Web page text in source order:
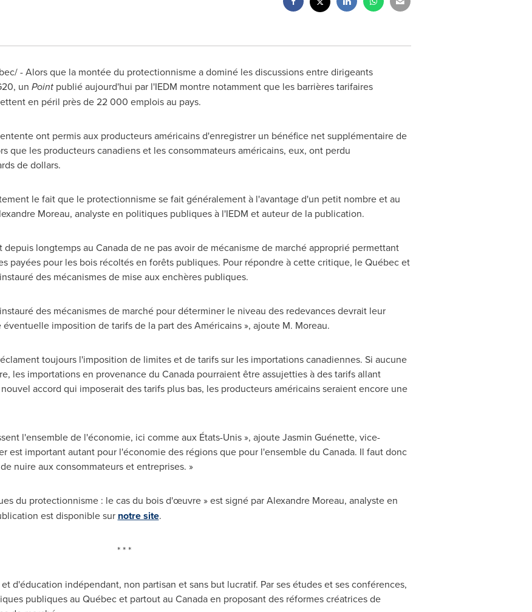
- Alors que la montée du protectionnisme a dominé les discussions entre dirigeants
un Pointpublié aujourd'hui par l'IEDM montre notamment que les barrières tarifaires
en péril près de 22 000 emplois au pays.
ont permis aux producteurs américains d'enregistrer un bénéfice net supplémentaire de
que les producteurs canadiens et les consommateurs américains, eux, ont perdu
de dollars.
le fait que le protectionnisme se fait généralement à l'avantage d'un petit nombre et au
Moreau, analyste en politiques publiques à l'IEDM et auteur de la publication.
depuis longtemps au Canadade ne pas avoir de mécanisme de marché approprié permettant
payées pour les bois récoltés en forêts publiques. Pour répondre à cette critique, le Québec et
des mécanismes de mise aux enchères publiques.
des mécanismes de marché pour déterminer le niveau des redevances devrait leur
imposition de tarifs de la part des Américains », ajoute M. Moreau.
toujours l'imposition de limites et de tarifs sur les importations canadiennes. Si aucune
les importations en provenance du Canadapourraient être assujetties à des tarifs allant
accord qui imposerait des tarifs plus bas, les producteurs américains seraient encore une
l'ensemble de l'économie, ici comme aux États-Unis », ajoute Jasmin Guénette, vice-
est important autant pour l'économie des régions que pour l'ensemble du Canada. Il faut donc
nuire aux consommateurs et entreprises. »
du protectionnisme : le cas du bois d'œuvre » est signé parAlexandre Moreau, analyste en
est disponible sur notre site.
* * *
d'éducation indépendant, non partisan et sans but lucratif. Par ses études et ses conférences,
publiques au Québec et partout au Canadaen proposant des réformes créatrices de